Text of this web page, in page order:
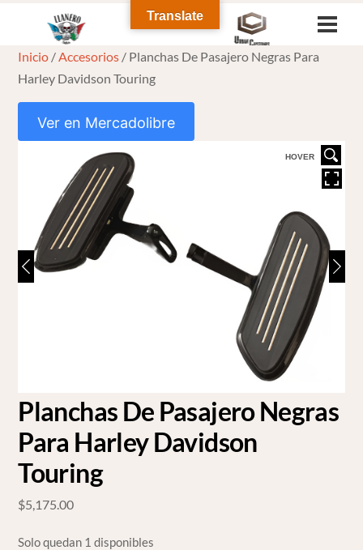
content
Inicio /Accesorios / Planchas De Pasajero Negras Para
Harley Davidson Touring
Ver en Mercadolibre
HOVER
Planchas De Pasajero Negras
Para Harley Davidson
Touring
$5,175.00
Solo quedan 1 disponibles
Translate